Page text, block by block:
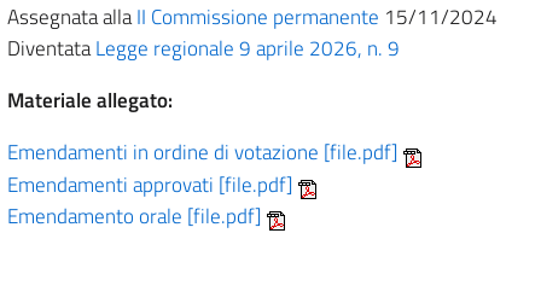
Assegnata allaII Commissione permanente 15/11/2024
DiventataLegge regionale 9 aprile 2026, n. 9
Materiale allegato:
Emendamenti in ordine di votazione [file.pdf]
Emendamenti approvati [file.pdf]
Emendamento orale [file.pdf]